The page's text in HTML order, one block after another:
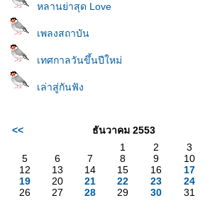
หลานย่าสุด Love
เพลงสถาบัน
เทศกาลวันขึ้นปีใหม่
เล่าสู่กันฟัง
<< ธันวาคม 2553
1
2 3
5
6 7 8 9 10
12
13 14 15 16 17
19
20 21 22 23 24
26
27 28 29 30 31